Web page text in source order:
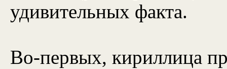
удивительных факта.
Во-первых, кириллица